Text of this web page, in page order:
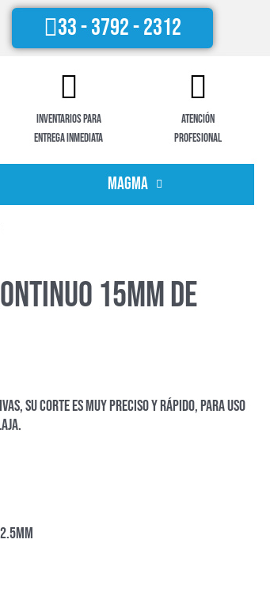
33 - 3792 - 2312
Inventarios para
entrega inmediata
Atención
profesional
Magma
15mm de
su corte es muy preciso y rápido, para uso